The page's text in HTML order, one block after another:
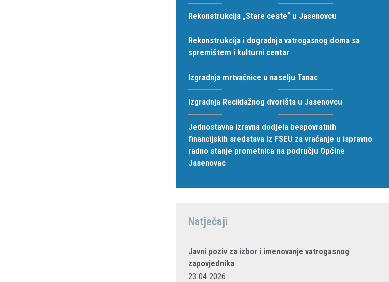
Rekonstrukcija „Stare ceste“ u Jasenovcu
Rekonstrukcija i dogradnja vatrogasnog doma sa
spremištem i kulturni centar
Izgradnja mrtvačnice u naselju Tanac
Izgradnja Reciklažnog dvorišta u Jasenovcu
Jednostavna izravna dodjela bespovratnih
financijskih sredstava iz FSEU za vraćanje u ispravno
radno stanje prometnica na području Općine
Jasenovac
Natječaji
Javni poziv za izbor i imenovanje vatrogasnog
zapovjednika
23.04.2026.